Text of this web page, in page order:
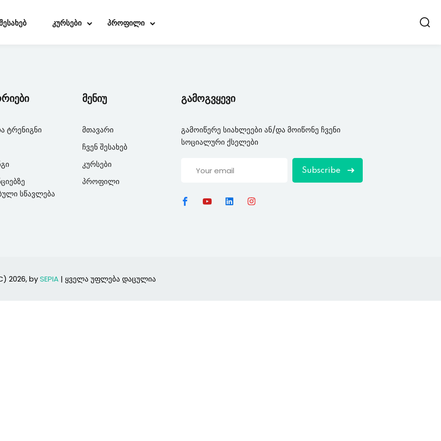
კურსები პროფილი
ტრენიგნი
სწავლება
მენიუ
მთავარი
ჩვენ შესახებ
კურსები
პროფილი
გამოგვყევი
გამოიწერე სიახლეები ან/და მოიწონე ჩვენი
სოციალური ქსელები
Subscribe
2026, bySEPIA| ყველა უფლება დაცულია
Sign in
Don’t have an account?